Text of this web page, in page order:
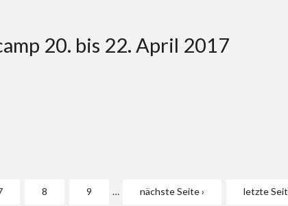
20. bis 22. April 2017
8 9 … nächste Seite › letzte